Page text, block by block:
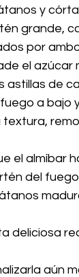
y
grande,
por
el azúcar
astillas de
a bajo
textura,
el almíbar
del
deliciosa
aún